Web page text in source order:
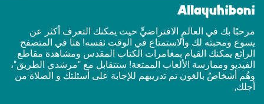
Allayuhiboni
مرحبًا بك في العالمٍ الافتراضيٍّ حيث يمكنك التعرف أكثر عن
يسوع ومحبته لك والاستمتاع في الوقت نفسه! هنا في المتصفح
الرائع يمكنك القيام بمغامرات الكتاب المقدس ومشاهدة مقاطع
الفيديو وممارسة الألعاب الممتعة! ستتقابل مع "مرشدي الطريق"،
وهُم أشخاصٌ بالغون تم تدريبهم للإجابة على أسئلتك و الصلاة من
أجلك,